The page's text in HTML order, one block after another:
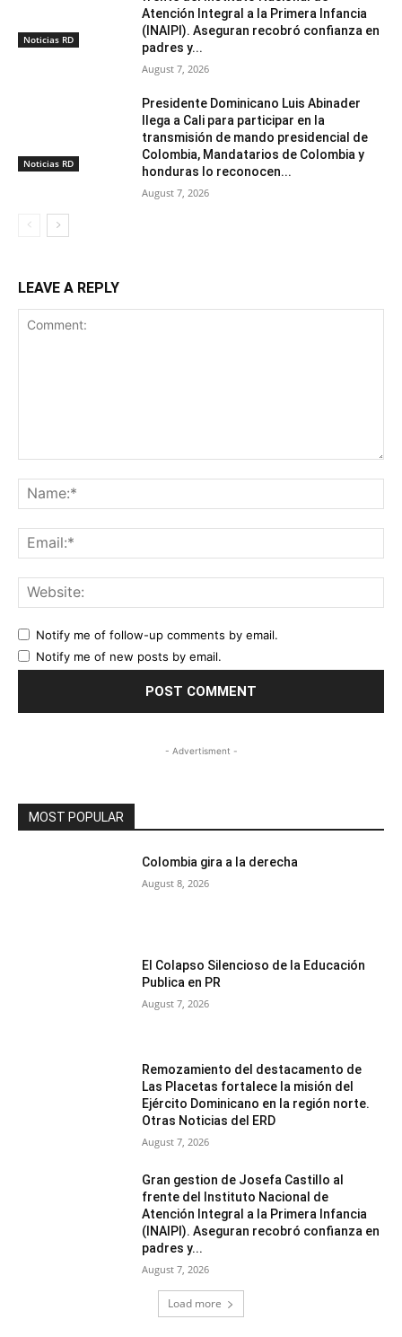
Noticias RD
Atención Integral a la Primera Infancia
(INAIPI). Aseguran recobró confianza en
padres y...
August 7, 2026
Noticias RD
Presidente Dominicano Luis Abinader
llega a Cali para participar en la
transmisión de mando presidencial de
Colombia, Mandatarios de Colombia y
honduras lo reconocen...
August 7, 2026
LEAVE A REPLY
Notify me of follow-up comments by email.
Notify me of new posts by email.
- Advertisment -
MOST POPULAR
Colombia gira a la derecha
August 8, 2026
El Colapso Silencioso de la Educación
Publica en PR
August 7, 2026
Remozamiento del destacamento de
Las Placetas fortalece la misión del
Ejército Dominicano en la región norte.
Otras Noticias del ERD
August 7, 2026
Gran gestion de Josefa Castillo al
frente del Instituto Nacional de
Atención Integral a la Primera Infancia
(INAIPI). Aseguran recobró confianza en
padres y...
August 7, 2026
Load more